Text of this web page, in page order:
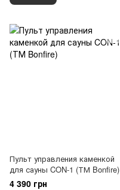
Пульт управления каменкой
для сауны CON-1 (ТМ Bonfire)
4 390 грн